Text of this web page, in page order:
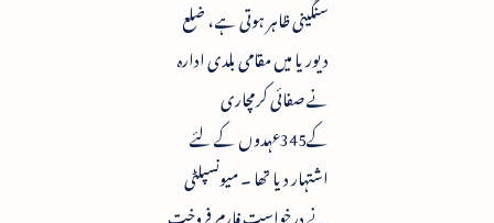
سنگینی ظاہر ہوتی ہے ، ضلع
دیوریا میں مقامی بلدی ادارہ
نے صفائی کرمچاری
کے345عہدوں کے لئے
اشتہار دیا تھا ۔ میونسپلٹی
نے درخواست فارم فروخت